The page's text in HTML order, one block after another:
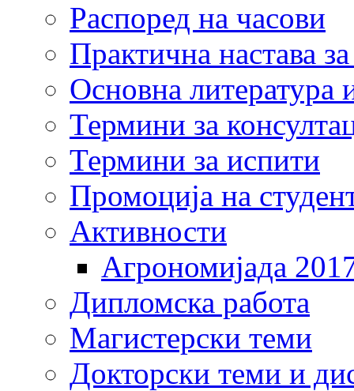
Распоред на часови
Практична настава
Основна литература
Термини за
Термини за испити
Промоција на
Активности
Агрономијада
Дипломска работа
Магистерски теми
Докторски теми и